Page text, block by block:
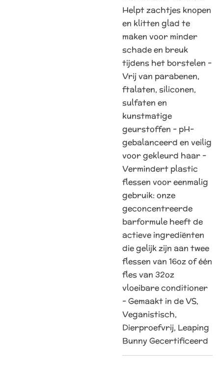
Helpt zachtjes knopen
en klitten glad te
maken voor minder
schade en breuk
tijdens het borstelen -
Vrij van parabenen,
ftalaten, siliconen,
sulfaten en
kunstmatige
geurstoffen - pH-
gebalanceerd en veilig
voor gekleurd haar -
Vermindert plastic
flessen voor eenmalig
gebruik: onze
geconcentreerde
barformule heeft de
actieve ingrediënten
die gelijk zijn aan twee
flessen van 16oz of één
fles van 32oz
vloeibare conditioner
- Gemaakt in de VS,
Veganistisch,
Dierproefvrij, Leaping
Bunny Gecertificeerd